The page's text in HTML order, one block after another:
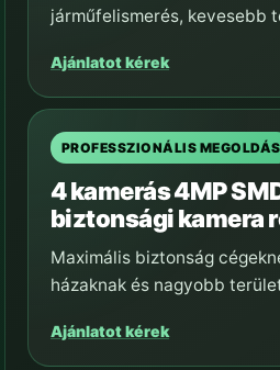
járműfelismerés, kevesebb
Ajánlatot kérek
PROFESSZIONÁLIS MEGOLDÁS
4 kamerás 4MP
biztonsági kamera
Maximális biztonság
házaknak és nagyobb
Ajánlatot kérek